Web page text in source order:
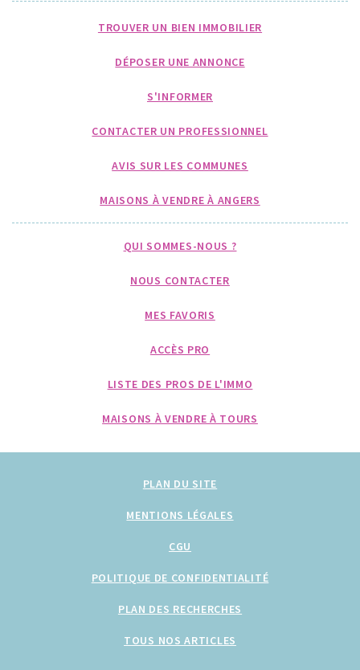
TROUVER UN BIEN IMMOBILIER
DÉPOSER UNE ANNONCE
S'INFORMER
CONTACTER UN PROFESSIONNEL
AVIS SUR LES COMMUNES
MAISONS À VENDRE À ANGERS
QUI SOMMES-NOUS ?
NOUS CONTACTER
MES FAVORIS
ACCÈS PRO
LISTE DES PROS DE L'IMMO
MAISONS À VENDRE À TOURS
PLAN DU SITE
MENTIONS LÉGALES
CGU
POLITIQUE DE CONFIDENTIALITÉ
PLAN DES RECHERCHES
TOUS NOS ARTICLES